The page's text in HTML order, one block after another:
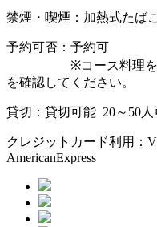
禁煙・喫煙：加熱式たば
予約可否：予約可
※コース料理を御予
を確認してください。
貸切：貸切可能 20～50人
クレジットカード利用：
AmericanExpress